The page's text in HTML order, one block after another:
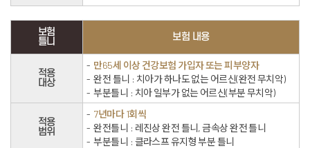
보험
틀니
보험 내용
적용
대상
만65세 이상 건강보험 가입자 또는 피부양자
완전 틀니 : 치아가 하나도 없는 어르신(완전 무치악)
부분틀니 : 치아 일부가 없는 어르신(부분 무치악)
적용
범위
7년마다 1회씩
완전틀니 : 레진상 완전 틀니, 금속상 완전 틀니
부분틀니 : 클라스프 유지형 부분 틀니